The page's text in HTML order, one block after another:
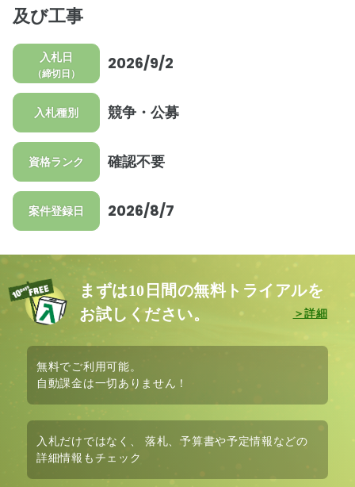
及び工事
入札日
（締切日）
2026/9/2
入札種別 競争・公募
資格ランク 確認不要
案件登録日 2026/8/7
まずは10日間の無料トライアルを
お試しください。
無料でご利用可能。
自動課金は一切ありません！
入札だけではなく、 落札、予算書や予定情報などの
詳細情報もチェック